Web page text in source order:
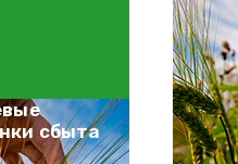
сбыта